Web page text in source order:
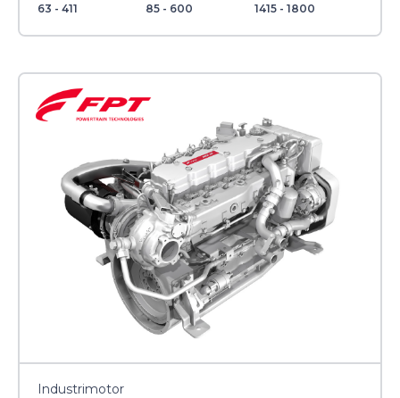
63 - 411 85 - 600 1415 - 1800
Industrimotor